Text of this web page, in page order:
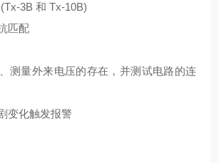
3B 和 Tx-10B)
匹配
量外来电压的存在，并测试电路的连
化触发报警